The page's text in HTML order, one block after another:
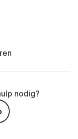
nodig?